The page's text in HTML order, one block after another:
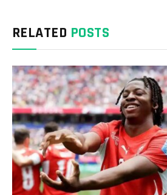
RELATED POSTS